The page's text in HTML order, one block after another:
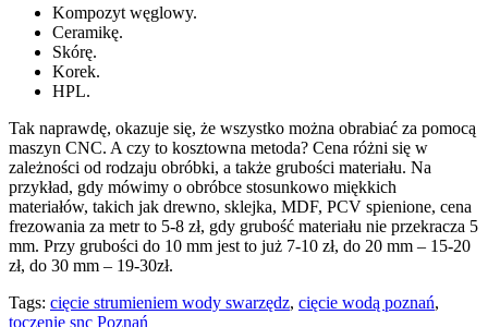
Kompozyt węglowy.
Ceramikę.
Skórę.
Korek.
HPL.
Tak naprawdę, okazuje się, że wszystko można obrabiać za pomocą
maszyn CNC. A czy to kosztowna metoda? Cena różni się w
zależności od rodzaju obróbki, a także grubości materiału. Na
przykład, gdy mówimy o obróbce stosunkowo miękkich
materiałów, takich jak drewno, sklejka, MDF, PCV spienione, cena
frezowania za metr to 5-8 zł, gdy grubość materiału nie przekracza 5
mm. Przy grubości do 10 mm jest to już 7-10 zł, do 20 mm – 15-20
zł, do 30 mm – 19-30zł.
Tags: cięcie strumieniem wody swarzędz, cięcie wodą poznań,
toczenie snc Poznań